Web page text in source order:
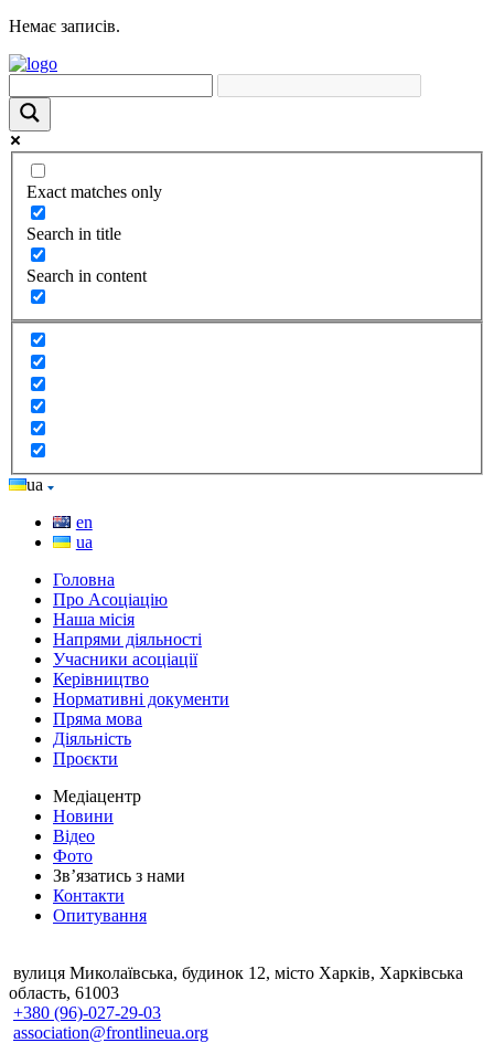
Немає записів.
Exact matches only
Search in title
Search in content
ua
en
ua
Головна
Про Асоціацію
Наша місія
Напрями діяльності
Учасники асоціації
Керівництво
Нормативні документи
Пряма мова
Діяльність
Проєкти
Медіацентр
Новини
Відео
Фото
Зв’язатись з нами
Контакти
Опитування
вулиця Миколаївська, будинок 12, місто Харків, Харківська
область, 61003
+380 (96)-027-29-03
association@frontlineua.org